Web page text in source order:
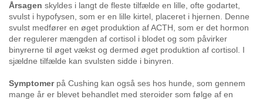
Cairngruppen
Links
Kontakt
Årsagen skyldes i langt de fleste tilfælde en lille, ofte godartet,
svulst i hypofysen, som er en lille kirtel, placeret i hjernen. Denne
svulst medfører en øget produktion af ACTH, som er det hormon
der regulerer mængden af cortisol i blodet og som påvirker
binyrerne til øget vækst og dermed øget produktion af cortisol. I
sjældne tilfælde kan svulsten sidde i binyren.
Symptomerpå Cushing kan også ses hos hunde, som gennem
mange år er blevet behandlet med steroider som følge af en